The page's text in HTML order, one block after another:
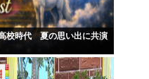
校時代 夏の思い出に共演